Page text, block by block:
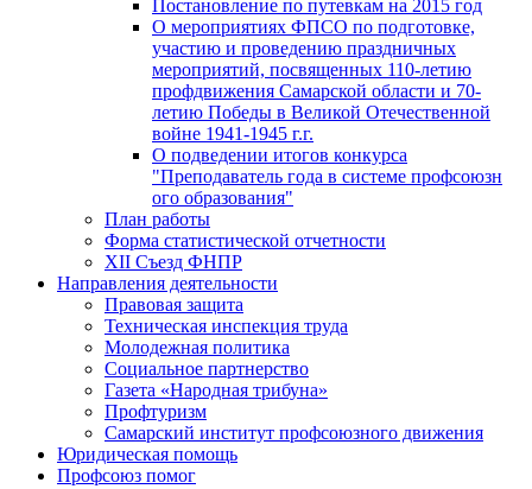
Постановление по путевкам на 2015 год
О мероприятиях ФПСО по подготовке,
участию и проведению праздничных
мероприятий, посвященных 110-летию
профдвижения Самарской области и 70-
летию Победы в Великой Отечественной
войне 1941-1945 г.г.
О подведении итогов конкурса
"Преподаватель года в системе профсоюзн
ого образования"
План работы
Форма статистической отчетности
XII Съезд ФНПР
Направления деятельности
Правовая защита
Техническая инспекция труда
Молодежная политика
Социальное партнерство
Газета «Народная трибуна»
Профтуризм
Самарский институт профсоюзного движения
Юридическая помощь
Профсоюз помог